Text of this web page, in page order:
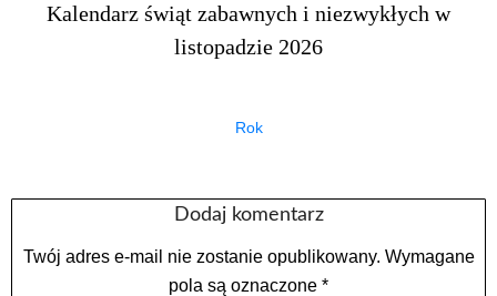
Kalendarz świąt zabawnych i niezwykłych w
listopadzie 2026
Rok
Dodaj komentarz
Twój adres e-mail nie zostanie opublikowany. Wymagane
pola są oznaczone *